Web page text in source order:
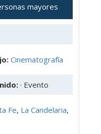
mayores
Cinematografía
· Evento
Fe, La Candelaria,